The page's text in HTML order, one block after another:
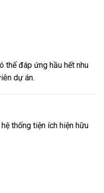
thể đáp ứng hầu hết nhu
dự án.
hệ thống tiện ích hiện hữu